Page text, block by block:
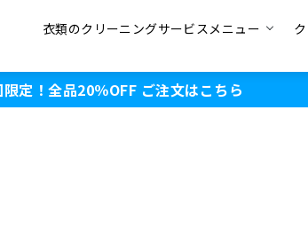
衣類のクリーニングサービスメニュー
限定！全品20％OFF ご注文はこちら